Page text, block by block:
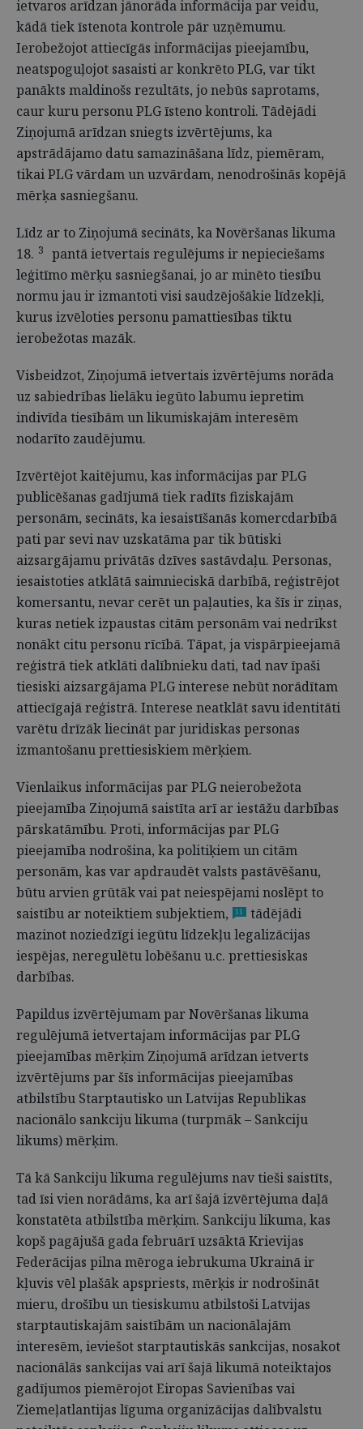
ietvaros arīdzan jānorāda informācija par veidu,
kādā tiek īstenota kontrole pār uzņēmumu.
Ierobežojot attiecīgās informācijas pieejamību,
neatspoguļojot sasaisti ar konkrēto PLG, var tikt
panākts maldinošs rezultāts, jo nebūs saprotams,
caur kuru personu PLG īsteno kontroli. Tādējādi
Ziņojumā arīdzan sniegts izvērtējums, ka
apstrādājamo datu samazināšana līdz, piemēram,
tikai PLG vārdam un uzvārdam, nenodrošinās kopējā
mērķa sasniegšanu.
Līdz ar to Ziņojumā secināts, ka Novēršanas likuma
18. 3
pantā ietvertais regulējums ir nepieciešams
leģitīmo mērķu sasniegšanai, jo ar minēto tiesību
normu jau ir izmantoti visi saudzējošākie līdzekļi,
kurus izvēloties personu pamattiesības tiktu
ierobežotas mazāk.
Visbeidzot, Ziņojumā ietvertais izvērtējums norāda
uz sabiedrības lielāku iegūto labumu iepretim
indivīda tiesībām un likumiskajām interesēm
nodarīto zaudējumu.
Izvērtējot kaitējumu, kas informācijas par PLG
publicēšanas gadījumā tiek radīts fiziskajām
personām, secināts, ka iesaistīšanās komercdarbībā
pati par sevi nav uzskatāma par tik būtiski
aizsargājamu privātās dzīves sastāvdaļu. Personas,
iesaistoties atklātā saimnieciskā darbībā, reģistrējot
komersantu, nevar cerēt un paļauties, ka šīs ir ziņas,
kuras netiek izpaustas citām personām vai nedrīkst
nonākt citu personu rīcībā. Tāpat, ja vispārpieejamā
reģistrā tiek atklāti dalībnieku dati, tad nav īpaši
tiesiski aizsargājama PLG interese nebūt norādītam
attiecīgajā reģistrā. Interese neatklāt savu identitāti
varētu drīzāk liecināt par juridiskas personas
izmantošanu prettiesiskiem mērķiem.
Vienlaikus informācijas par PLG neierobežota
pieejamība Ziņojumā saistīta arī ar iestāžu darbības
pārskatāmību. Proti, informācijas par PLG
pieejamība nodrošina, ka politiķiem un citām
personām, kas var apdraudēt valsts pastāvēšanu,
būtu arvien grūtāk vai pat neiespējami noslēpt to
saistību ar noteiktiem subjektiem,
11
tādējādi
mazinot noziedzīgi iegūtu līdzekļu legalizācijas
iespējas, neregulētu lobēšanu u.c. prettiesiskas
darbības.
Papildus izvērtējumam par Novēršanas likuma
regulējumā ietvertajam informācijas par PLG
pieejamības mērķim Ziņojumā arīdzan ietverts
izvērtējums par šīs informācijas pieejamības
atbilstību Starptautisko un Latvijas Republikas
nacionālo sankciju likuma (turpmāk – Sankciju
likums) mērķim.
Tā kā Sankciju likuma regulējums nav tieši saistīts,
tad īsi vien norādāms, ka arī šajā izvērtējuma daļā
konstatēta atbilstība mērķim. Sankciju likuma, kas
kopš pagājušā gada februārī uzsāktā Krievijas
Federācijas pilna mēroga iebrukuma Ukrainā ir
kļuvis vēl plašāk apspriests, mērķis ir nodrošināt
mieru, drošību un tiesiskumu atbilstoši Latvijas
starptautiskajām saistībām un nacionālajām
interesēm, ieviešot starptautiskās sankcijas, nosakot
nacionālās sankcijas vai arī šajā likumā noteiktajos
gadījumos piemērojot Eiropas Savienības vai
Ziemeļatlantijas līguma organizācijas dalībvalstu